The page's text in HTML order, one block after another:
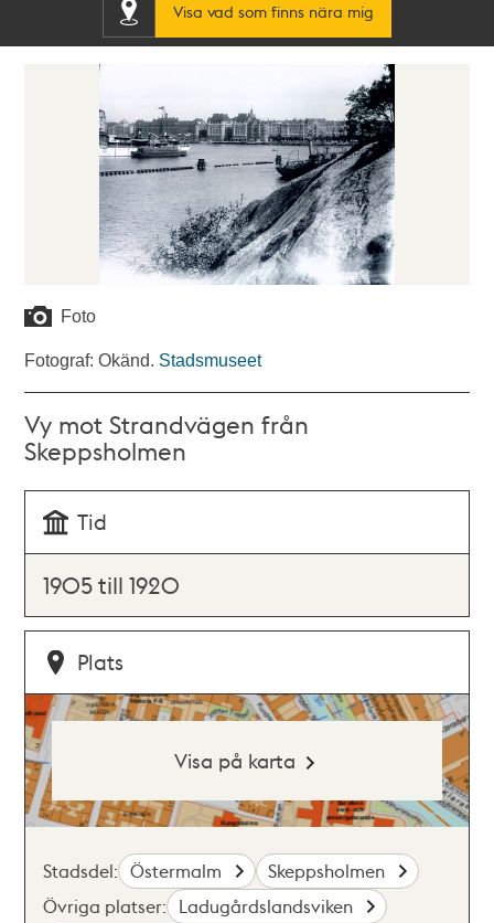
Visa vad som finns nära mig
Foto
Fotograf: Okänd. Stadsmuseet
Vy mot Strandvägen från
Skeppsholmen
Tid
1905 till 1920
Plats
Visa på karta
Stadsdel: Östermalm
Skeppsholmen
Övriga platser: Ladugårdslandsviken